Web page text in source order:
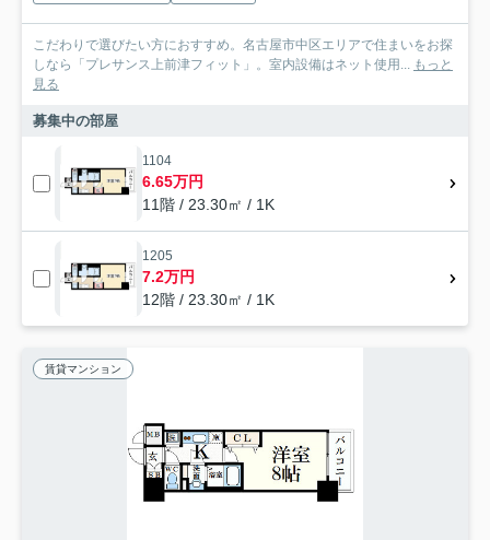
こだわりで選びたい方におすすめ。名古屋市中区エリアで住まいをお探
しなら「プレサンス上前津フィット」。室内設備はネット使用... もっと
見る
募集中の部屋
1104
6.65万円
11階 / 23.30㎡ / 1K
1205
7.2万円
12階 / 23.30㎡ / 1K
賃貸マンション